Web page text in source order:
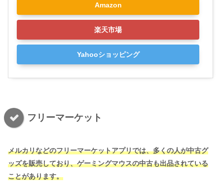
Amazon
楽天市場
Yahooショッピング
フリーマーケット
メルカリなどのフリーマーケットアプリでは、多くの人が中古グ
ッズを販売しており、ゲーミングマウスの中古も出品されている
ことがあります。